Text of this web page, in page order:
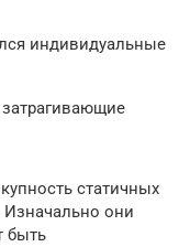
индивидуальные
статичных
они
быть